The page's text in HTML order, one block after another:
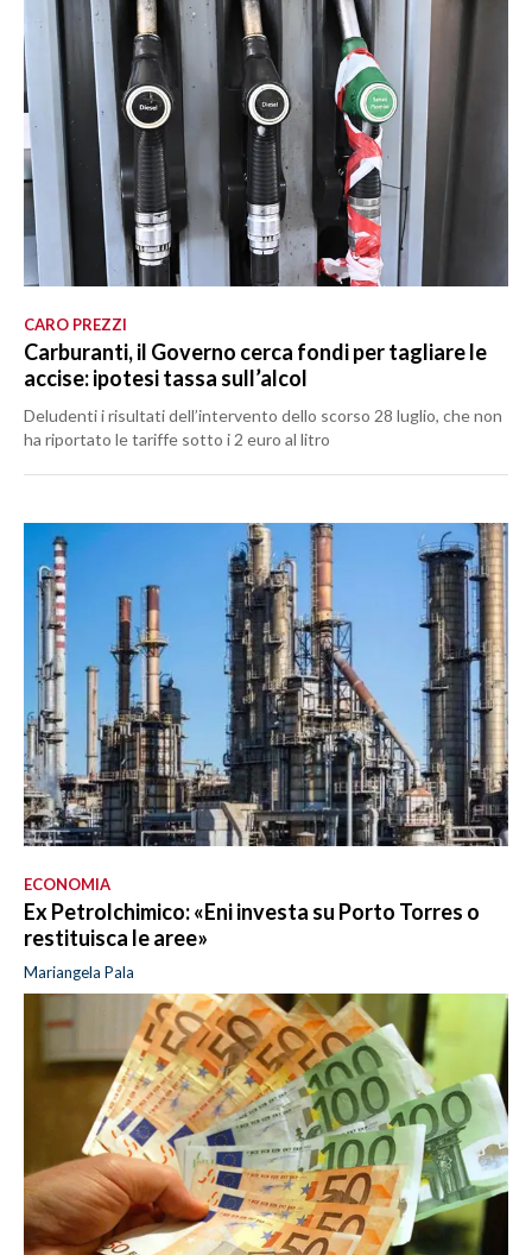
CARO PREZZI
Carburanti, il Governo cerca fondi per tagliare le
accise: ipotesi tassa sull’alcol
Deludenti i risultati dell’intervento dello scorso 28 luglio, che non
ha riportato le tariffe sotto i 2 euro al litro
ECONOMIA
Ex Petrolchimico: «Eni investa su Porto Torres o
restituisca le aree»
Mariangela Pala